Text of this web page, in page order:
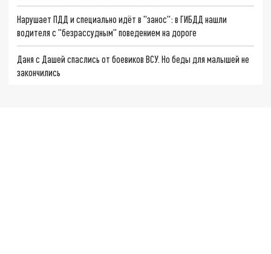
Нарушает ПДД и специально идёт в "занос": в ГИБДД нашли
водителя с "безрассудным" поведением на дороге
Даня с Дашей спаслись от боевиков ВСУ. Но беды для малышей не
закончились